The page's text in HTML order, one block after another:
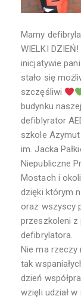
Mamy
WIELKI
inicjatywie
stało się
szczęśliwi
budynku
defiblyrator
szkole
im. Jacka
Niepubliczne
Mostach i
dzięki którym
oraz wszyscy
przeszkoleni z
defibrylatora.
Nie ma
tak
dzień
wzięli udział